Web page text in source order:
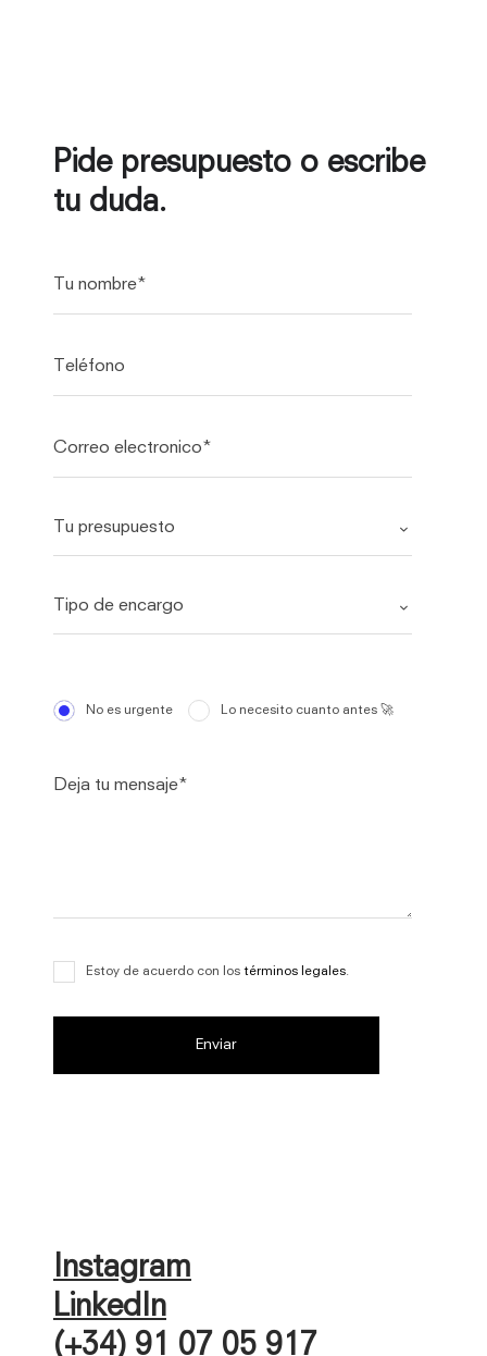
Pide presupuesto o escribe
tu duda.
No es urgente Lo necesito cuanto antes 🚀
Estoy de acuerdo con los términos legales.
Instagram
LinkedIn
(+34) 91 07 05 917